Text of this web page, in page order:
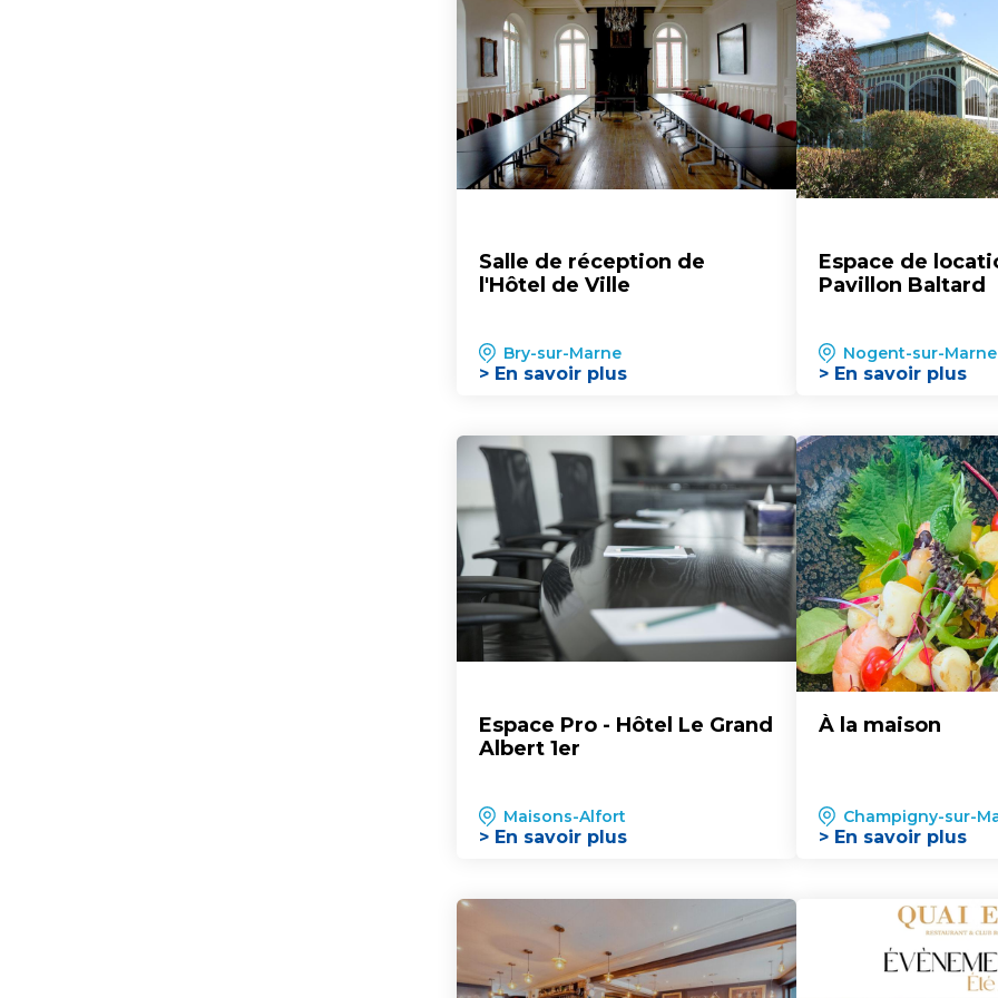
Salle de réception de
l'Hôtel de Ville
Bry-sur-Marne
> En savoir plus
Espace de
Pavillon Baltard
Nogent-sur-Marne
> En savoir plus
Espace Pro - Hôtel Le Grand
Albert 1er
Maisons-Alfort
> En savoir plus
À la maison
Champigny-sur-
> En savoir plus